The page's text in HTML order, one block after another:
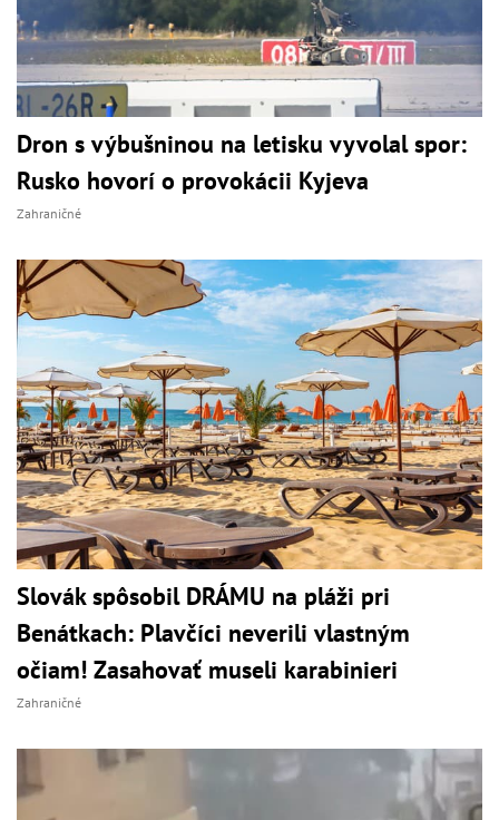
Dron s výbušninou na letisku vyvolal spor:
Rusko hovorí o provokácii Kyjeva
Zahraničné
Slovák spôsobil DRÁMU na pláži pri
Benátkach: Plavčíci neverili vlastným
očiam! Zasahovať museli karabinieri
Zahraničné